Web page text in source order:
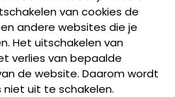
van cookies de
andere websites die je
Het uitschakelen van
verlies van bepaalde
de website. Daarom wordt
uit te schakelen.